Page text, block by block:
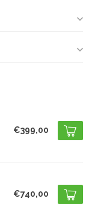
€399,00
€740,00